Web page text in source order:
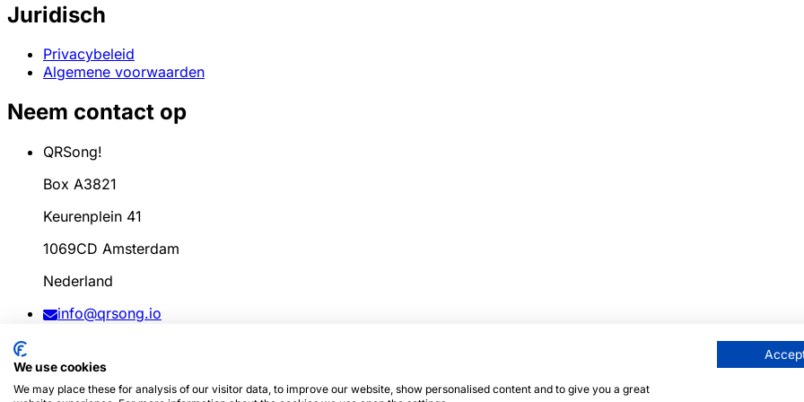
Juridisch
Privacybeleid
Algemene voorwaarden
Neem contact op
QRSong!
Box A3821
Keurenplein 41
1069CD Amsterdam
Nederland
info@qrsong.io
BTW: 8689.27.764.B.01
We use cookies
We may place these for analysis of our visitor data, to improve our website, show personalised content and to give you a great